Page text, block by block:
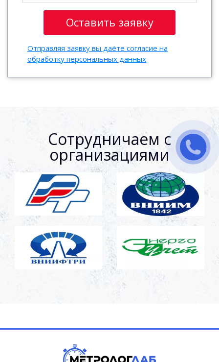
Отправляя заявку вы даёте согласие на
обработку персональных данных
Сотрудничаем с
организациями